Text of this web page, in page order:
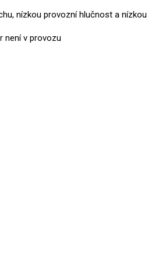
nízkou provozní hlučnost a
není v provozu